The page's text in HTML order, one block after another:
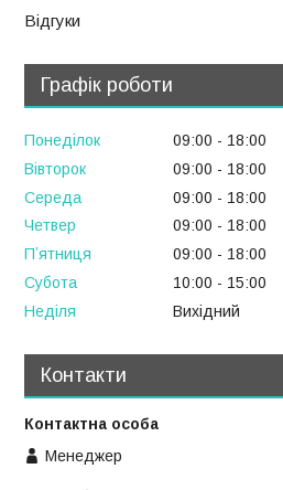
Відгуки
Графік роботи
Понеділок 09:00
18:00
Вівторок
09:00
18:00
Середа
09:00
18:00
Четвер
09:00
18:00
Пʼятниця
09:00
18:00
Субота
10:00
15:00
Неділя
Вихідний
Контакти
Менеджер